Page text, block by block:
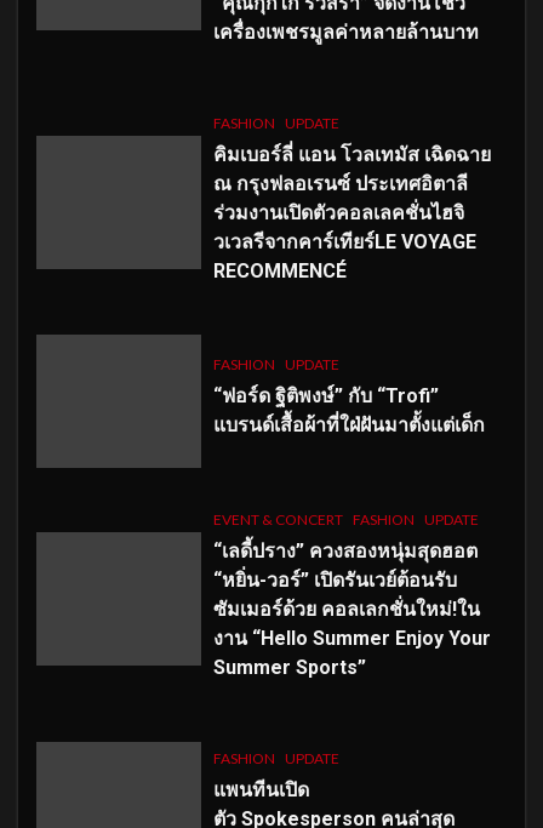
เครื่องเพชรมูลค่าหลายล้านบาท
FASHION UPDATE
คิมเบอร์ลี่ แอน โวลเทมัส เฉิดฉาย
ณ กรุงฟลอเรนซ์ ประเทศอิตาลี
ร่วมงานเปิดตัวคอลเลคชั่นไฮจิ
วเวลรีจากคาร์เทียร์LE VOYAGE
RECOMMENCÉ
FASHION UPDATE
“ฟอร์ด ฐิติพงษ์” กับ “Trofi”
แบรนด์เสื้อผ้าที่ใฝ่ฝันมาตั้งแต่เด็ก
EVENT & CONCERT FASHION UPDATE
“เลดี้ปราง” ควงสองหนุ่มสุดฮอต
“หยิ่น-วอร์” เปิดรันเวย์ต้อนรับ
ซัมเมอร์ด้วย คอลเลกชั่นใหม่!ใน
งาน “Hello Summer Enjoy Your
Summer Sports”
FASHION UPDATE
แพนทีนเปิด
ตัว Spokesperson คนล่าสุด